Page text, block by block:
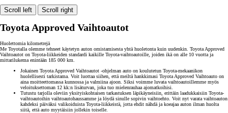
Scroll left Scroll right
Toyota Approved Vaihtoautot
Huolettomia kilometrejä
Me Toyotalla olemme tehneet käytetyn auton omistamisesta yhtä huoletonta kuin uudenkin. Toyota Approved
Vaihtoautot on Toyota-liikkeiden standardi kaikille Toyota-vaihtoautoille, joiden ikä on alle 10 vuotta ja
mittarilukema enintään 185 000 km.
Jokainen Toyota Approved Vaihtoautot -ohjelman auto on koulutetun Toyota-mekaanikon
huolellisesti tarkistama. Voit luottaa siihen, että meiltä hankkimasi Toyota Approved Vaihtoauto on
aina moitteettomassa kunnossa ja valmiina ajoon. Siksi voimme luvata vaihtoautoillemme myös
veloituksettoman 12 kk:n lisäturvan, joka tuo mielenrauhaa ajomatkoihisi.
Tutustu tarjolla oleviin yksityiskohtaisen tarkastuksen läpikäyneisiin, erittäin laadukkaisiin Toyota-
vaihtoautoihin vaihtoautohaussamme ja löydä sinulle sopivin vaihtoehto. Voit nyt varata vaihtoauton
kahdeksi päiväksi valikoiduista Toyota-liikkeistä, jotta ehdit nähdä ja koeajaa auton ilman huolta
siitä, että auto myytäisiin jollekin toiselle.